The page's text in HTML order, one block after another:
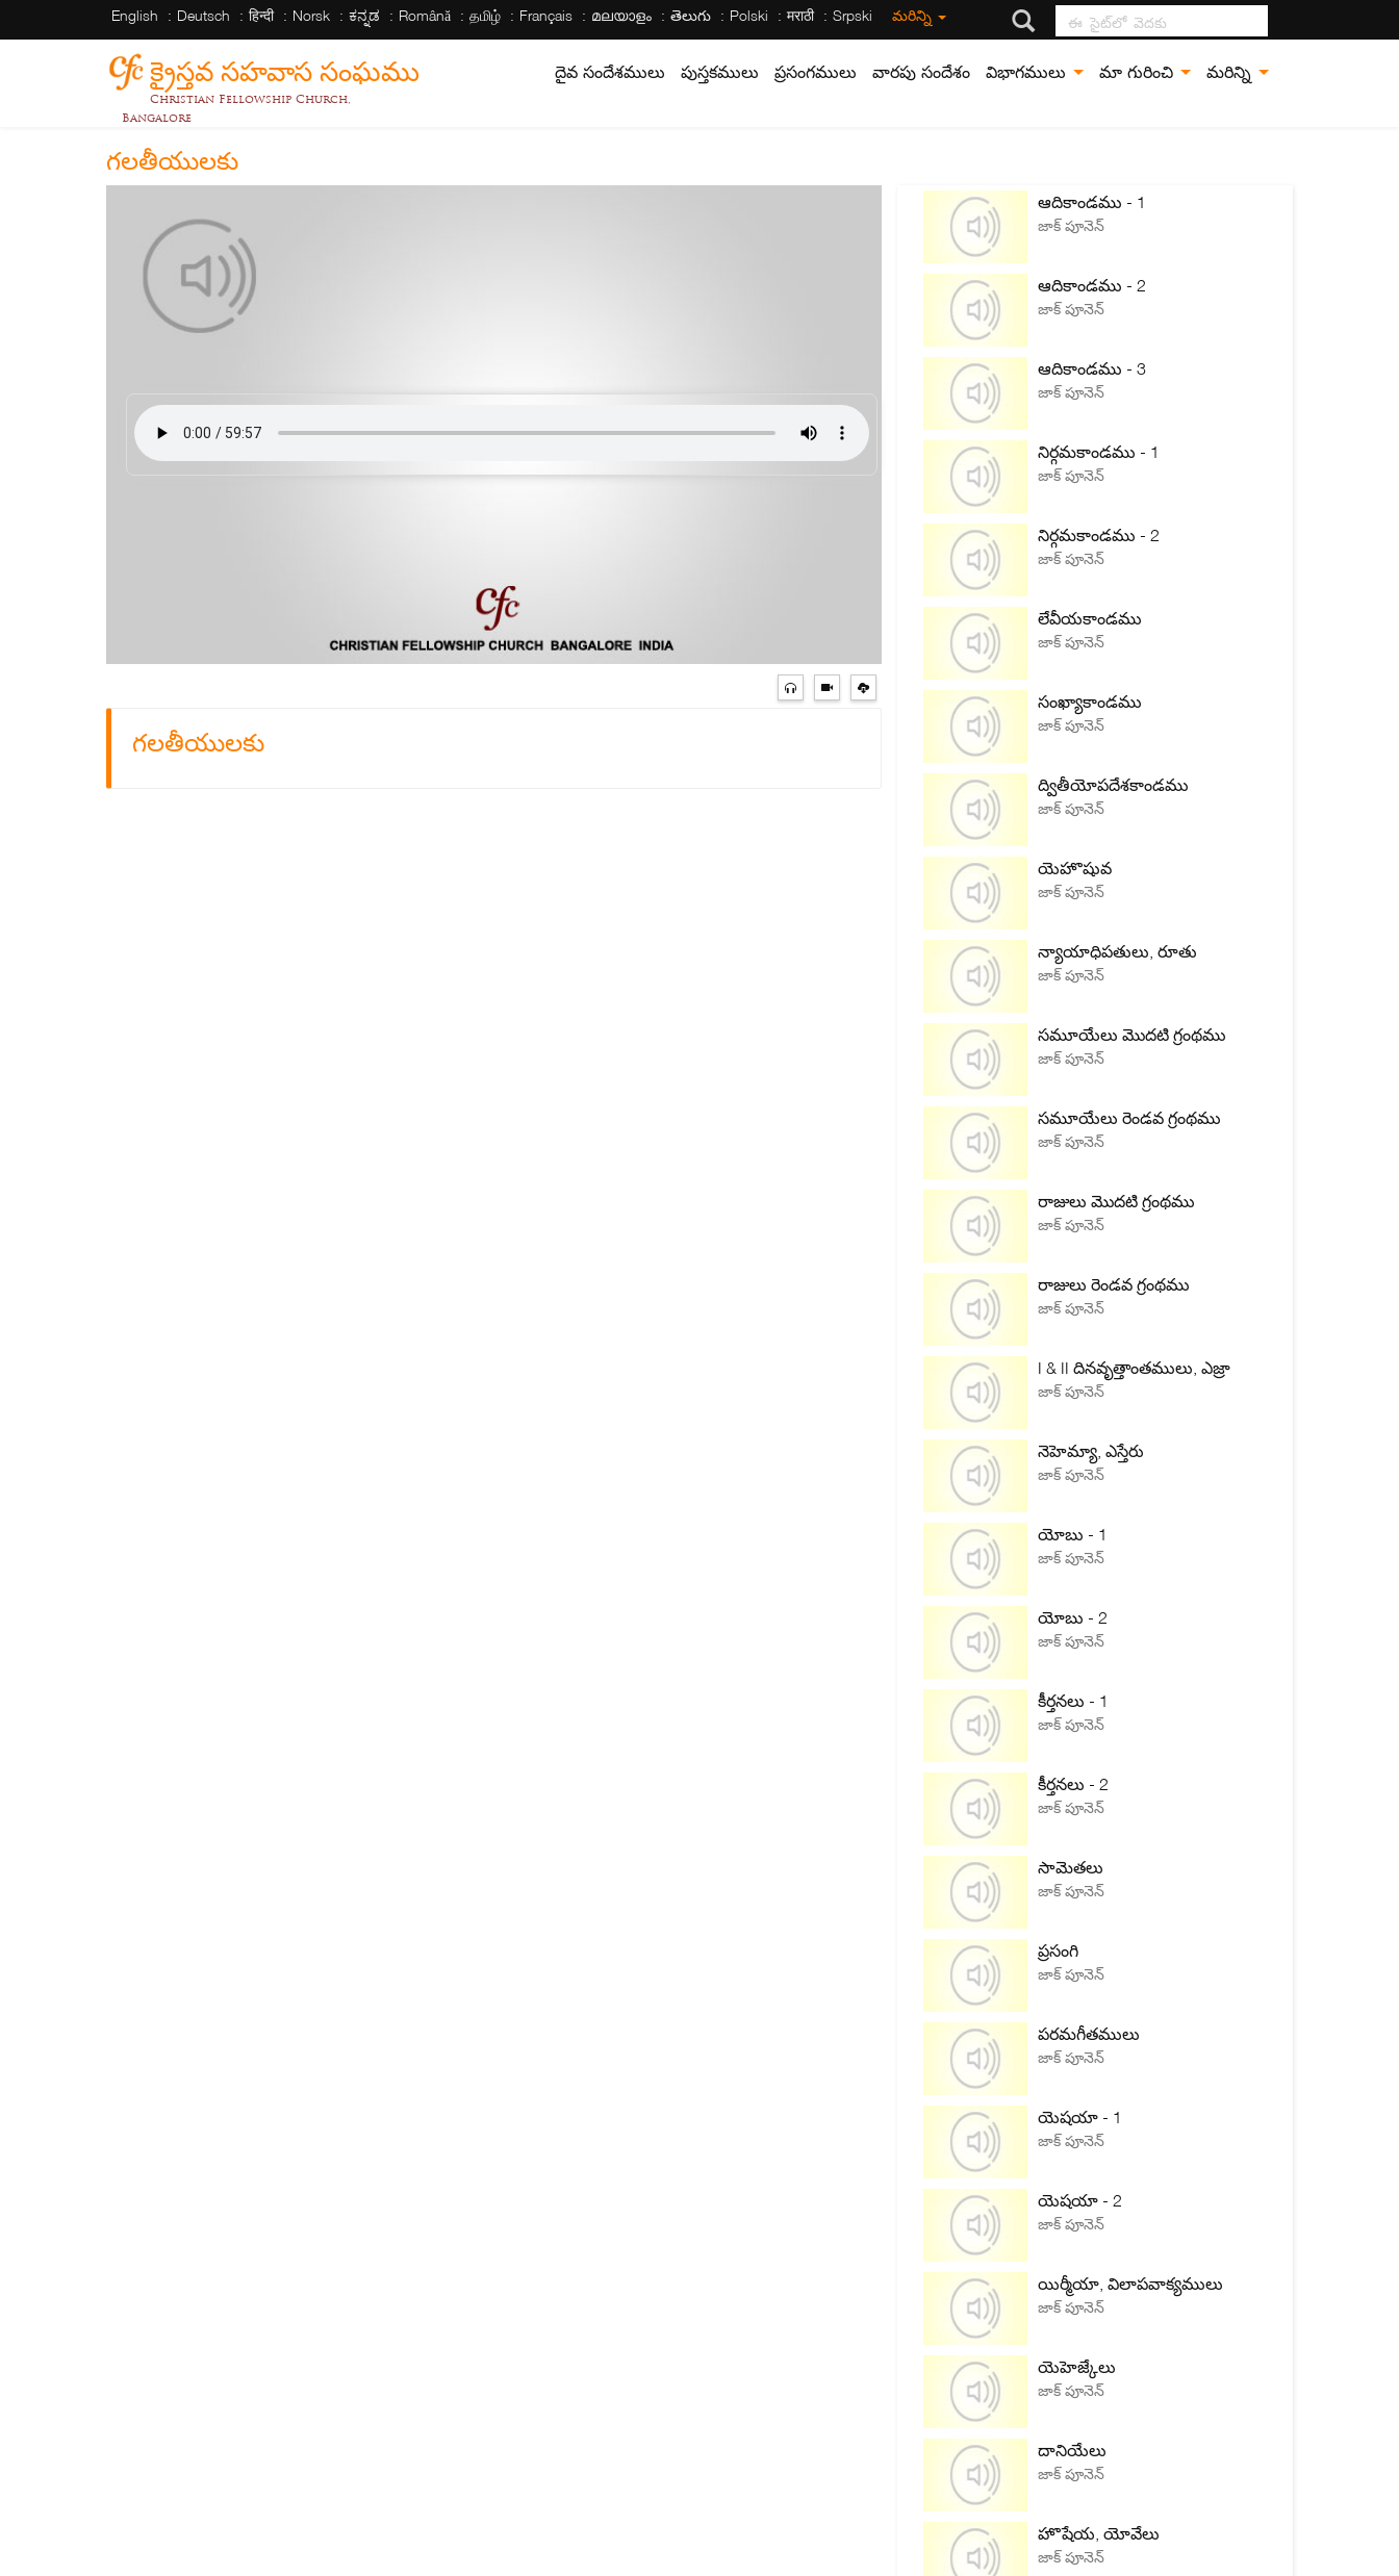
English Deutsch हिन्दी Norsk ಕನ್ನಡ Română தமிழ் Français മലയാളം తెలుగు Polski मराठी Srpski మరిన్ని ఈ సైట్‍లో వెదకు
క్రైస్తవ సహవాస సంఘము
Christian Fellowship Church,
Bangalore
దైవ సందేశములు పుస్తకములు ప్రసంగములు వారపు సందేశం విభాగములు మా గురించి మరిన్ని
గలతీయులకు
గలతీయులకు
ఆదికాండము - 1
జాక్ పూనెన్
ఆదికాండము - 2
జాక్ పూనెన్
ఆదికాండము - 3
జాక్ పూనెన్
నిర్గమకాండము - 1
జాక్ పూనెన్
నిర్గమకాండము - 2
జాక్ పూనెన్
లేవీయకాండము
జాక్ పూనెన్
సంఖ్యాకాండము
జాక్ పూనెన్
ద్వితీయోపదేశకాండము
జాక్ పూనెన్
యెహొషువ
జాక్ పూనెన్
న్యాయాధిపతులు, రూతు
జాక్ పూనెన్
సమూయేలు మొదటి గ్రంథము
జాక్ పూనెన్
సమూయేలు రెండవ గ్రంథము
జాక్ పూనెన్
రాజులు మొదటి గ్రంథము
జాక్ పూనెన్
రాజులు రెండవ గ్రంథము
జాక్ పూనెన్
I & II దినవృత్తాంతములు, ఎజ్రా
జాక్ పూనెన్
నెహెమ్యా, ఎస్తేరు
జాక్ పూనెన్
యోబు - 1
జాక్ పూనెన్
యోబు - 2
జాక్ పూనెన్
కీర్తనలు - 1
జాక్ పూనెన్
కీర్తనలు - 2
జాక్ పూనెన్
సామెతలు
జాక్ పూనెన్
ప్రసంగి
జాక్ పూనెన్
పరమగీతములు
జాక్ పూనెన్
యెషయా - 1
జాక్ పూనెన్
యెషయా - 2
జాక్ పూనెన్
యిర్మీయా, విలాపవాక్యములు
జాక్ పూనెన్
యెహెజ్కేలు
జాక్ పూనెన్
దానియేలు
జాక్ పూనెన్
హొషేయ, యోవేలు
జాక్ పూనెన్